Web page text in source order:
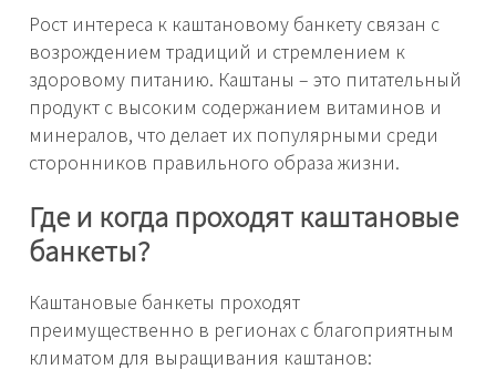
Рост интереса к каштановому банкету связан с
возрождением традиций и стремлением к
здоровому питанию. Каштаны – это питательный
продукт с высоким содержанием витаминов и
минералов, что делает их популярными среди
сторонников правильного образа жизни.
Где и когда проходят каштановые
банкеты?
Каштановые банкеты проходят
преимущественно в регионах с благоприятным
климатом для выращивания каштанов: